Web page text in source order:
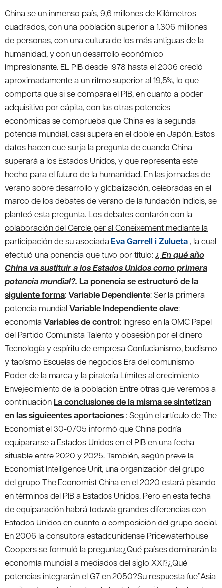
China se un inmenso país, 9,6 millones de Kilómetros
cuadrados, con una población superior a 1.306 millones
de personas, con una cultura de los más antiguas de la
humanidad, y con un desarrollo económico
impresionante. EL PIB desde 1978 hasta el 2006 creció
aproximadamente a un ritmo superior al 19,5%, lo que
comporta que si se compara el PIB, en cuanto a poder
adquisitivo por cápita, con las otras potencies
económicas se comprueba que China es la segunda
potencia mundial, casi supera en el doble en Japón. Estos
datos hacen que surja la pregunta de cuando China
superará a los Estados Unidos, y que representa este
hecho para el futuro de la humanidad. En las jornadas de
verano sobre desarrollo y globalización, celebradas en el
marco de los debates de verano de la fundación Indicis, se
planteó esta pregunta. Los debates contarón con la
colaboración del Cercle per al Coneixement mediante la
participación de su asociada Eva Garrell i Zulueta , la cual
efectuó una ponencia que tuvo por título:¿ En qué año
China va sustituir a los Estados Unidos como primera
potencia mundial?. La ponencia se estructuró de la
siguiente forma:Variable Dependiente: Ser la primera
potencia mundialVariable Independiente clave:
economía Variables de control: Ingreso en la OMC Papel
del Partido Comunista Talento y obsesión por el dinero
Tecnología y espíritu de empresa Confucianismo, budismo
y taoísmo Escuelas de negocios Era del comunismo
Poder de la marca y la piratería Límites al crecimiento
Envejecimiento de la población Entre otras que veremos a
continuación La conclusiones de la misma se sintetizan
en las siguieentes aportaciones:Según el artículo de The
Economist el 30-0705 informó que China podría
equipararse a Estados Unidos en el PIB en una fecha
situable entre 2020 y 2025. También, según preve la
Economist Intelligence Unit, una organización del grupo
del grupo The Economist China en el 2020 estará pisando
en términos del PIB a Estados Unidos. Pero en esta fecha
de equiparación habrá todavía grandes diferencias con
Estados Unidos en cuanto a composición del grupo social.
En 2006 la consultora estadounidense Pricewaterhouse
Coopers se formuló la pregunta:¿Qué países dominarán la
economía mundial a mediados del siglo XXI?¿Qué
potencias integrarán el G7 en 2050?Su respuesta fue”Asia